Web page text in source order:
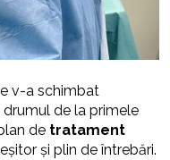
v-a schimbat
de la primele
de tratament
și plin de întrebări.